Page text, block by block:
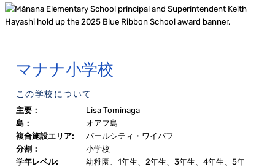
マナナ小学校
この学校について
主要：
Lisa Tominaga
島：
オアフ島
複合施設エリア:
パールシティ・ワイパフ
分割：
小学校
学年レベル:
幼稚園、1年生、2年生、3年生、4年生、5年